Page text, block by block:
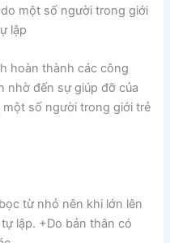
do một số người trong giới
lập
hoàn thành các công
nhờ đến sự giúp đỡ của
số người trong giới trẻ
từ nhỏ nên khi lớn lên
lập. +Do bản thân có